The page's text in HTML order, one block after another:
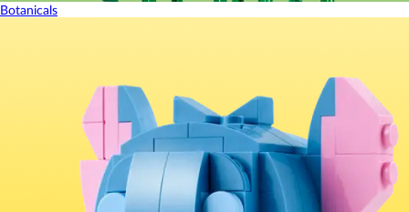
Botanicals